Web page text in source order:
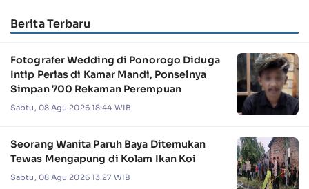
Berita Terbaru
Fotografer Wedding di Ponorogo Diduga
Intip Perias di Kamar Mandi, Ponselnya
Simpan 700 Rekaman Perempuan
Sabtu, 08 Agu 2026 18:44 WIB
Seorang Wanita Paruh Baya Ditemukan
Tewas Mengapung di Kolam Ikan Koi
Sabtu, 08 Agu 2026 13:27 WIB